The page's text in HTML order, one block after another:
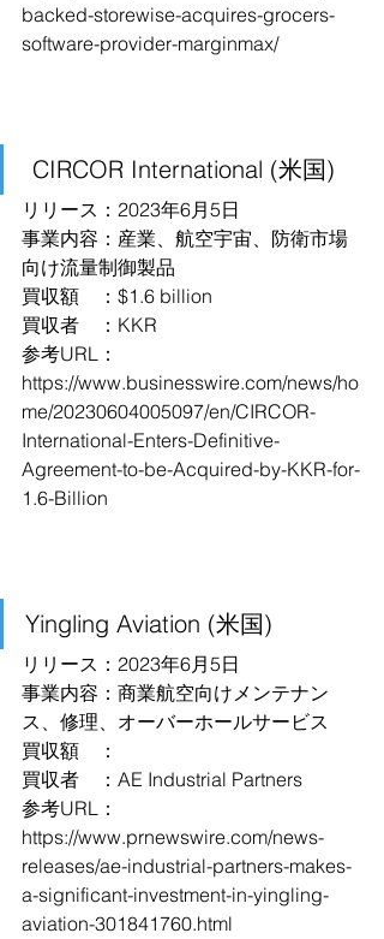
backed-storewise-acquires-grocers-
software-provider-marginmax/
CIRCOR International (米国)
リリース：2023年6月5日
事業内容：産業、航空宇宙、防衛市場
向け流量制御製品
買収額　：$1.6 billion
買収者　：KKR
参考URL：
https://www.businesswire.com/news/ho
me/20230604005097/en/CIRCOR-
International-Enters-Definitive-
Agreement-to-be-Acquired-by-KKR-for-
1.6-Billion
Yingling Aviation (米国)
リリース：2023年6月5日
事業内容：商業航空向けメンテナン
ス、修理、オーバーホールサービス
買収額　：
買収者　：AE Industrial Partners
参考URL：
https://www.prnewswire.com/news-
releases/ae-industrial-partners-makes-
a-significant-investment-in-yingling-
aviation-301841760.html